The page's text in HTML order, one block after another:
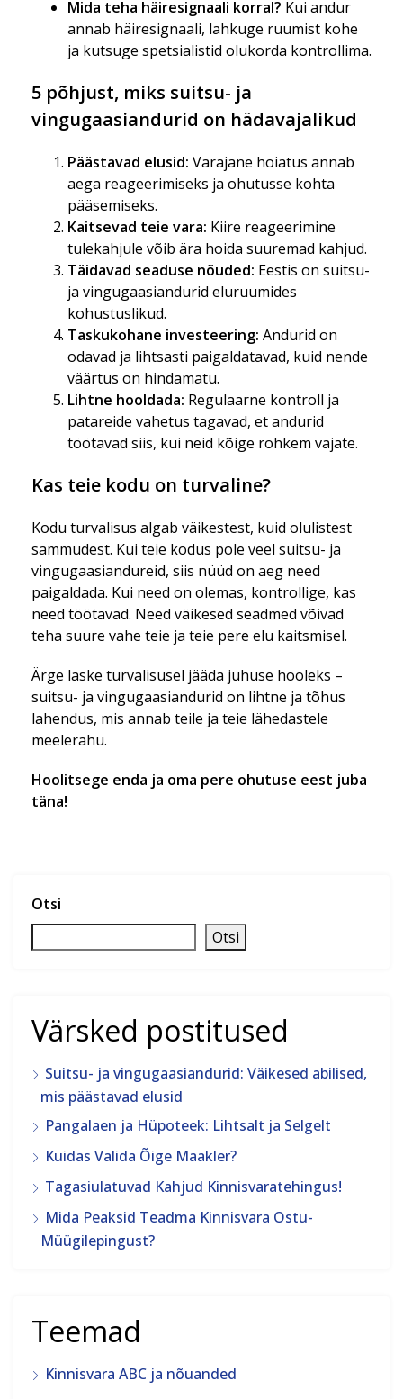
Mida teha häiresignaali korral? Kui andur
annab häiresignaali, lahkuge ruumist kohe
ja kutsuge spetsialistid olukorda kontrollima.
5 põhjust, miks suitsu- ja
vingugaasiandurid on hädavajalikud
Päästavad elusid: Varajane hoiatus annab
aega reageerimiseks ja ohutusse kohta
pääsemiseks.
Kaitsevad teie vara: Kiire reageerimine
tulekahjule võib ära hoida suuremad kahjud.
Täidavad seaduse nõuded: Eestis on suitsu-
ja vingugaasiandurid eluruumides
kohustuslikud.
Taskukohane investeering: Andurid on
odavad ja lihtsasti paigaldatavad, kuid nende
väärtus on hindamatu.
Lihtne hooldada: Regulaarne kontroll ja
patareide vahetus tagavad, et andurid
töötavad siis, kui neid kõige rohkem vajate.
Kas teie kodu on turvaline?
Kodu turvalisus algab väikestest, kuid olulistest
sammudest. Kui teie kodus pole veel suitsu- ja
vingugaasiandureid, siis nüüd on aeg need
paigaldada. Kui need on olemas, kontrollige, kas
need töötavad. Need väikesed seadmed võivad
teha suure vahe teie ja teie pere elu kaitsmisel.
Ärge laske turvalisusel jääda juhuse hooleks –
suitsu- ja vingugaasiandurid on lihtne ja tõhus
lahendus, mis annab teile ja teie lähedastele
meelerahu.
Hoolitsege enda ja oma pere ohutuse eest juba
täna!
Otsi
Otsi
Värsked postitused
Suitsu- ja vingugaasiandurid: Väikesed abilised,
mis päästavad elusid
Pangalaen ja Hüpoteek: Lihtsalt ja Selgelt
Kuidas Valida Õige Maakler?
Tagasiulatuvad Kahjud Kinnisvaratehingus!
Mida Peaksid Teadma Kinnisvara Ostu-
Müügilepingust?
Teemad
Kinnisvara ABC ja nõuanded